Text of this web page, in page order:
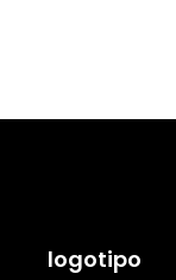
logotipo